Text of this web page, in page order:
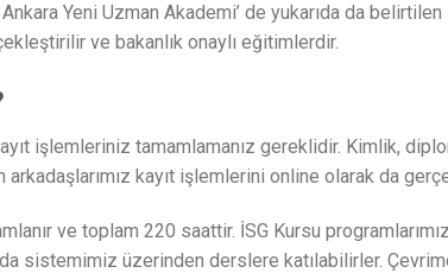
Yeni Uzman Akademi’ de yukarıda da
ve bakanlık onaylı eğitimlerdir.
işlemleriniz tamamlamanız gereklidir. Kimlik,
kayıt işlemlerini online olarak da
ve toplam 220 saattir. İSG Kursu
sistemimiz üzerinden derslere katılabilirler.